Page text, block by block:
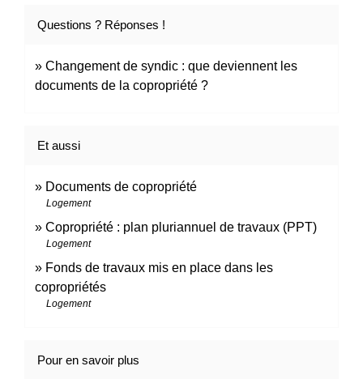
Questions ? Réponses !
Changement de syndic : que deviennent les
documents de la copropriété ?
Et aussi
Documents de copropriété
Logement
Copropriété : plan pluriannuel de travaux (PPT)
Logement
Fonds de travaux mis en place dans les
copropriétés
Logement
Pour en savoir plus